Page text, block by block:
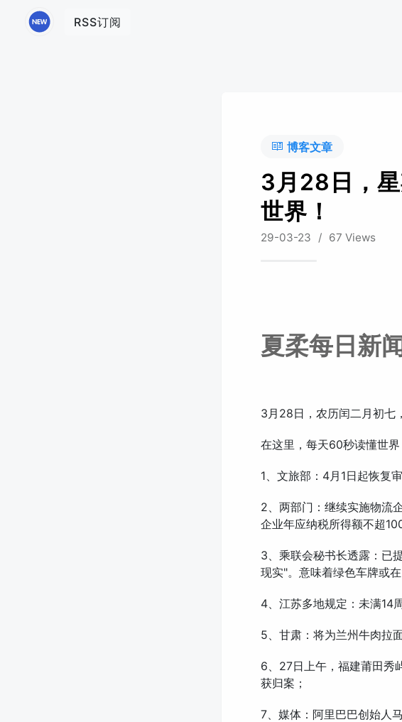
RSS订阅
博客文章
3月28日，
世界！
29-03-23 / 67 Views
夏柔每日新
3月28日，农历闰二月初七
在这里，每天60秒读懂世界
1、文旅部：4月1日起恢复
2、两部门：继续实施物流
企业年应纳税所得额不超
3、乘联会秘书长透露：已
现实"。意味着绿色车牌或
4、江苏多地规定：未满14
5、甘肃：将为兰州牛肉拉
6、27日上午，福建莆田秀
获归案；
7、媒体：阿里巴巴创始人